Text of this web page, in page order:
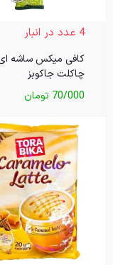
4 عدد در انبار
کافی میکس ساشه
چاکلت جاکوبز
70/000 تومان